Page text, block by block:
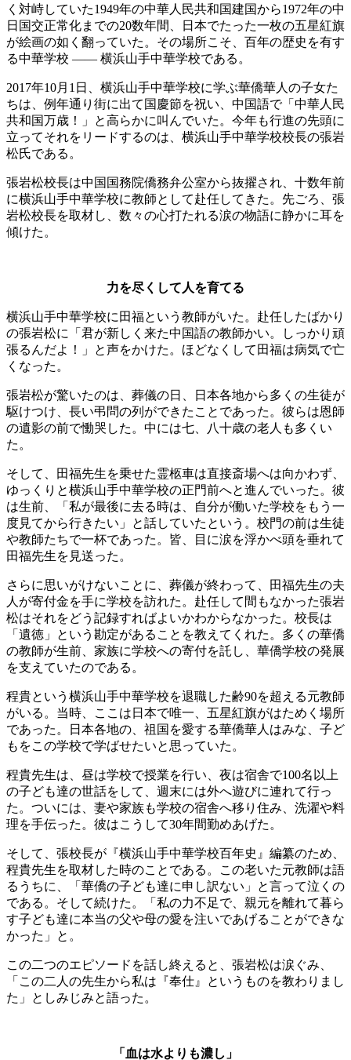
く対峙していた1949年の中華人民共和国建国から1972年の中
日国交正常化までの20数年間、日本でたった一枚の五星紅旗
が絵画の如く翻っていた。その場所こそ、百年の歴史を有す
る中華学校 ―― 横浜山手中華学校である。
2017年10月1日、横浜山手中華学校に学ぶ華僑華人の子女た
ちは、例年通り街に出て国慶節を祝い、中国語で「中華人民
共和国万歳！」と高らかに叫んでいた。今年も行進の先頭に
立ってそれをリードするのは、横浜山手中華学校校長の張岩
松氏である。
張岩松校長は中国国務院僑務弁公室から抜擢され、十数年前
に横浜山手中華学校に教師として赴任してきた。先ごろ、張
岩松校長を取材し、数々の心打たれる涙の物語に静かに耳を
傾けた。
力を尽くして人を育てる
横浜山手中華学校に田福という教師がいた。赴任したばかり
の張岩松に「君が新しく来た中国語の教師かい。しっかり頑
張るんだよ！」と声をかけた。ほどなくして田福は病気で亡
くなった。
張岩松が驚いたのは、葬儀の日、日本各地から多くの生徒が
駆けつけ、長い弔問の列ができたことであった。彼らは恩師
の遺影の前で慟哭した。中には七、八十歳の老人も多くい
た。
そして、田福先生を乗せた霊柩車は直接斎場へは向かわず、
ゆっくりと横浜山手中華学校の正門前へと進んでいった。彼
は生前、「私が最後に去る時は、自分が働いた学校をもう一
度見てから行きたい」と話していたという。校門の前は生徒
や教師たちで一杯であった。皆、目に涙を浮かべ頭を垂れて
田福先生を見送った。
さらに思いがけないことに、葬儀が終わって、田福先生の夫
人が寄付金を手に学校を訪れた。赴任して間もなかった張岩
松はそれをどう記録すればよいかわからなかった。校長は
「遺徳」という勘定があることを教えてくれた。多くの華僑
の教師が生前、家族に学校への寄付を託し、華僑学校の発展
を支えていたのである。
程貴という横浜山手中華学校を退職した齢90を超える元教師
がいる。当時、ここは日本で唯一、五星紅旗がはためく場所
であった。日本各地の、祖国を愛する華僑華人はみな、子ど
もをこの学校で学ばせたいと思っていた。
程貴先生は、昼は学校で授業を行い、夜は宿舎で100名以上
の子ども達の世話をして、週末には外へ遊びに連れて行っ
た。ついには、妻や家族も学校の宿舎へ移り住み、洗濯や料
理を手伝った。彼はこうして30年間勤めあげた。
そして、張校長が『横浜山手中華学校百年史』編纂のため、
程貴先生を取材した時のことである。この老いた元教師は語
るうちに、「華僑の子ども達に申し訳ない」と言って泣くの
である。そして続けた。「私の力不足で、親元を離れて暮ら
す子ども達に本当の父や母の愛を注いであげることができな
かった」と。
この二つのエピソードを話し終えると、張岩松は涙ぐみ、
「この二人の先生から私は『奉仕』というものを教わりまし
た」としみじみと語った。
「血は水よりも濃し」